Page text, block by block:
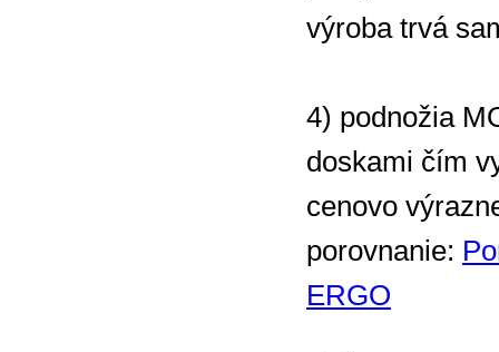
výroba trvá
4) podnožia
doskami čím
cenovo
porovnanie:
ERGO